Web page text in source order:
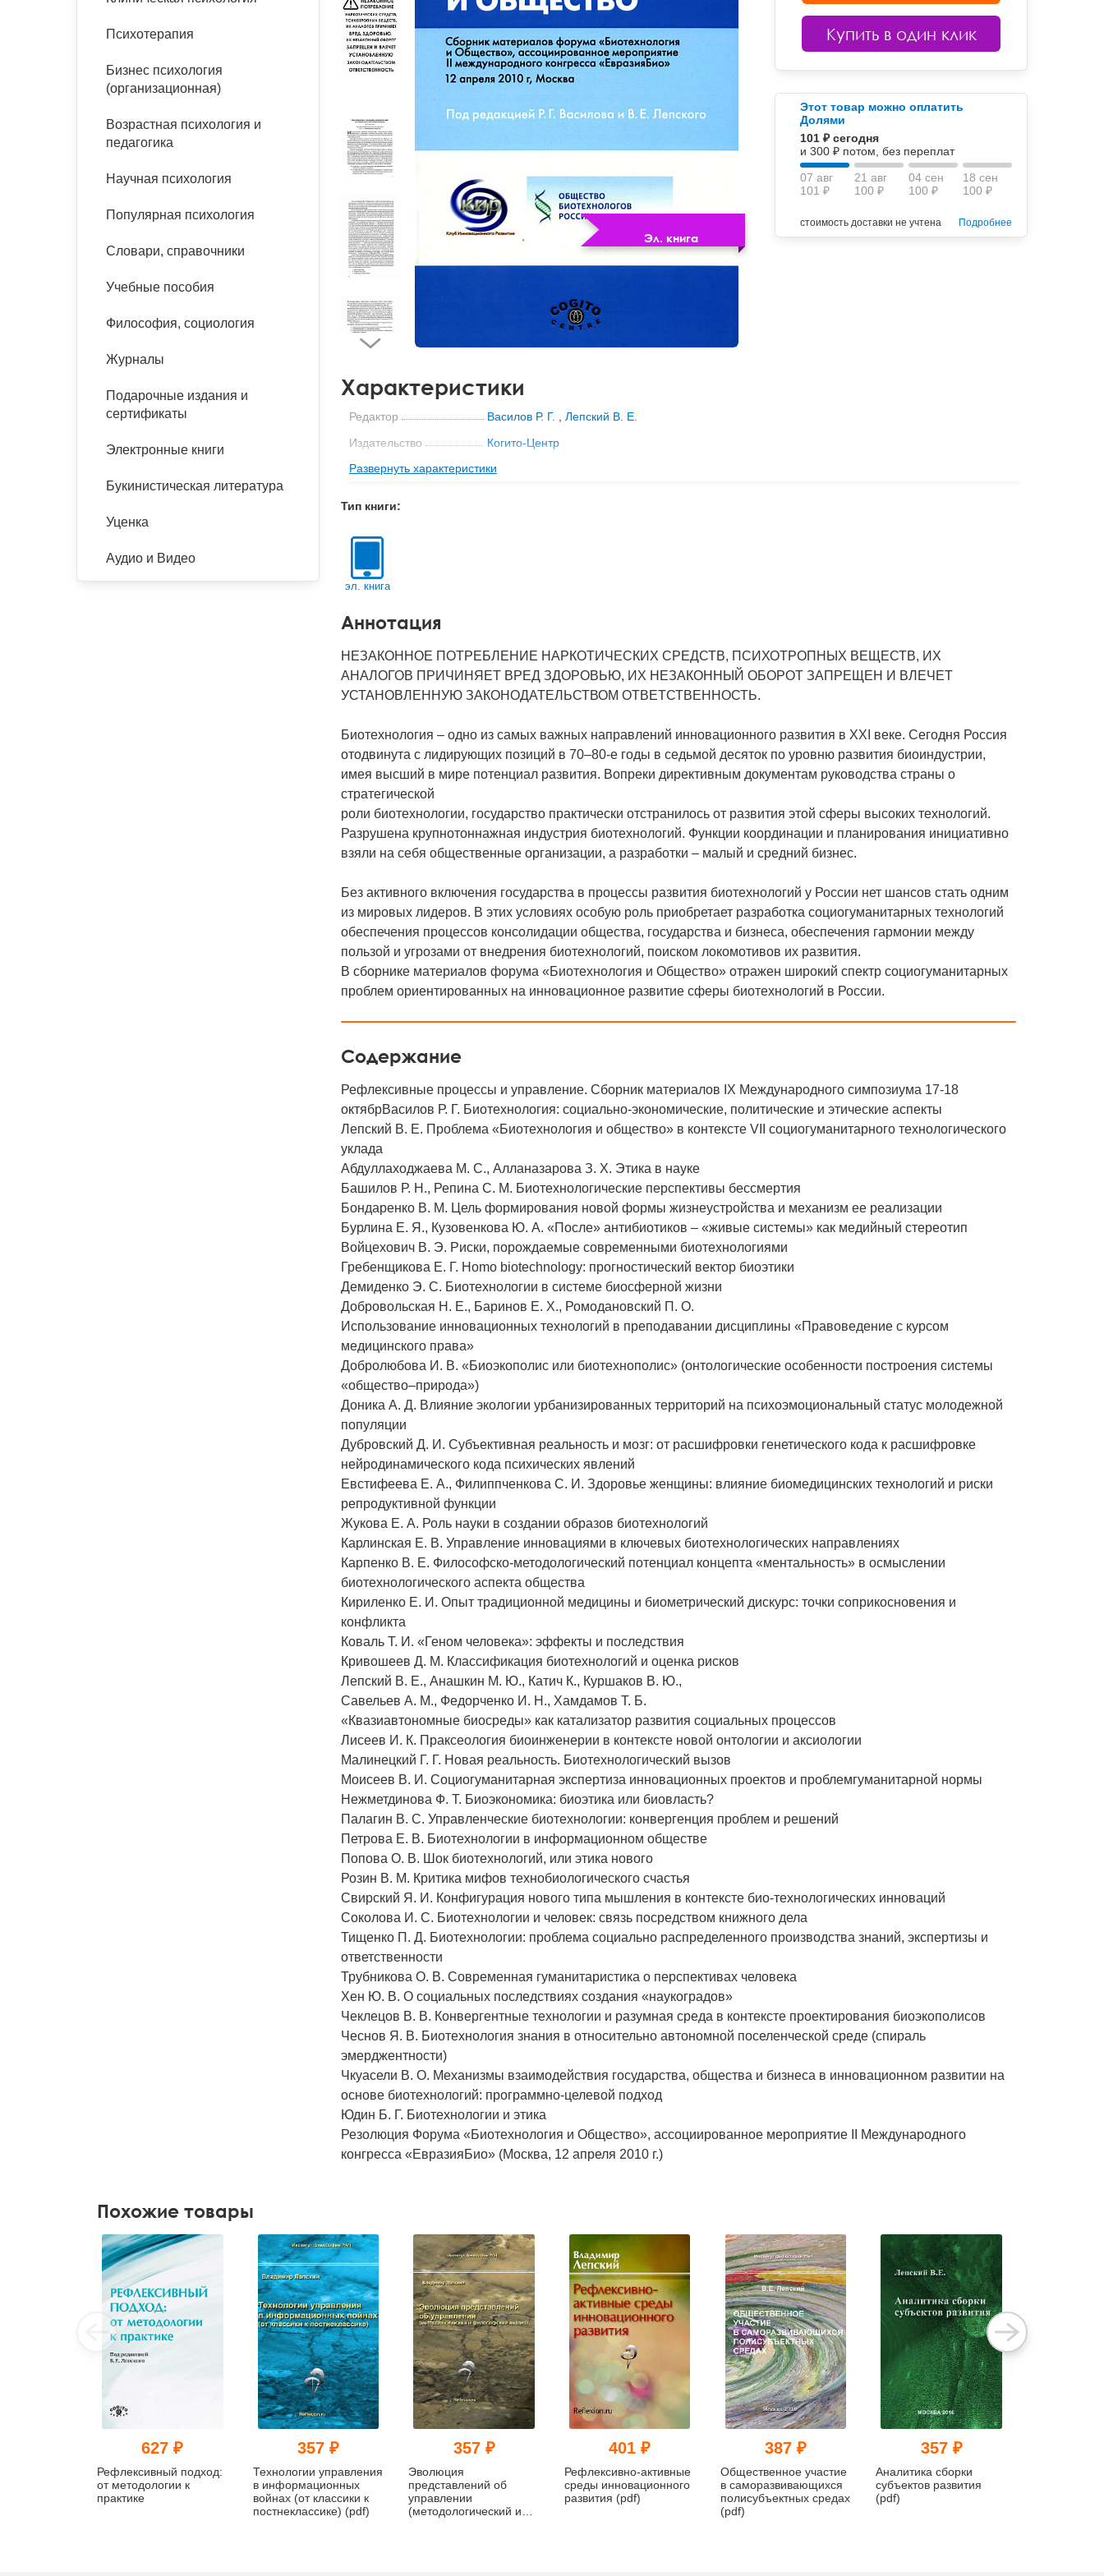
Расстройства пищевого
Тревожные расстройства,
панические атаки
Песочная терапия
Психодрама
Другие направления
гипноз и НЛП
Психология труда и
Психофизиология
Социальная психология
Психология развития
Социальная и
организационная психология
Учебная литература
Классический и юнгианский
Эл. книга
Купить в один клик
Этот товар можно оплатить
Долями
101 ₽ сегодня
и 300 ₽ потом, без переплат
07 авг
101 ₽
21 авг
100 ₽
04 сен
100 ₽
18 сен
100 ₽
стоимость доставки не учтена Подробнее
Характеристики
Редактор Василов Р. Г. ,Лепский В. Е.
Издательство
Когито-Центр
Кол-во стр
159
Развернуть характеристики
Тип книги:
эл. книга
Аннотация
НЕЗАКОННОЕ ПОТРЕБЛЕНИЕ НАРКОТИЧЕСКИХ СРЕДСТВ, ПСИХОТРОПНЫХ ВЕЩЕСТВ, ИХ
АНАЛОГОВ ПРИЧИНЯЕТ ВРЕД ЗДОРОВЬЮ, ИХ НЕЗАКОННЫЙ ОБОРОТ ЗАПРЕЩЕН И ВЛЕЧЕТ
УСТАНОВЛЕННУЮ ЗАКОНОДАТЕЛЬСТВОМ ОТВЕТСТВЕННОСТЬ.
Биотехнология – одно из самых важных направлений инновационного развития в XXI веке. Сегодня Россия
отодвинута с лидирующих позиций в 70–80-е годы в седьмой десяток по уровню развития биоиндустрии,
имея высший в мире потенциал развития. Вопреки директивным документам руководства страны о
стратегической
роли биотехнологии, государство практически отстранилось от развития этой сферы высоких технологий.
Разрушена крупнотоннажная индустрия биотехнологий. Функции координации и планирования инициативно
взяли на себя общественные организации, а разработки – малый и средний бизнес.
Без активного включения государства в процессы развития биотехнологий у России нет шансов стать одним
из мировых лидеров. В этих условиях особую роль приобретает разработка социогуманитарных технологий
обеспечения процессов консолидации общества, государства и бизнеса, обеспечения гармонии между
пользой и угрозами от внедрения биотехнологий, поиском локомотивов их развития.
В сборнике материалов форума «Биотехнология и Общество» отражен широкий спектр социогуманитарных
проблем ориентированных на инновационное развитие сферы биотехнологий в России.
Содержание
Рефлексивные процессы и управление. Сборник материалов IX Международного симпозиума 17-18
октябрВасилов Р. Г. Биотехнология: социально-экономические, политические и этические аспекты
Лепский В. Е. Проблема «Биотехнология и общество» в контексте VII социогуманитарного технологического
уклада
Абдуллаходжаева М. С., Алланазарова З. Х. Этика в науке
Башилов Р. Н., Репина С. М. Биотехнологические перспективы бессмертия
Бондаренко В. М. Цель формирования новой формы жизнеустройства и механизм ее реализации
Бурлина Е. Я., Кузовенкова Ю. А. «После» антибиотиков – «живые системы» как медийный стереотип
Войцехович В. Э. Риски, порождаемые современными биотехнологиями
Гребенщикова Е. Г. Homo biotechnology: прогностический вектор биоэтики
Демиденко Э. С. Биотехнологии в системе биосферной жизни
Добровольская Н. Е., Баринов Е. Х., Ромодановский П. О.
Использование инновационных технологий в преподавании дисциплины «Правоведение с курсом
медицинского права»
Добролюбова И. В. «Биоэкополис или биотехнополис» (онтологические особенности построения системы
«общество–природа»)
Доника А. Д. Влияние экологии урбанизированных территорий на психоэмоциональный статус молодежной
популяции
Дубровский Д. И. Субъективная реальность и мозг: от расшифровки генетического кода к расшифровке
нейродинамического кода психических явлений
Евстифеева Е. А., Филиппченкова С. И. Здоровье женщины: влияние биомедицинских технологий и риски
репродуктивной функции
Жукова Е. А. Роль науки в создании образов биотехнологий
Карлинская Е. В. Управление инновациями в ключевых биотехнологических направлениях
Карпенко В. Е. Философско-методологический потенциал концепта «ментальность» в осмыслении
биотехнологического аспекта общества
Кириленко Е. И. Опыт традиционной медицины и биометрический дискурс: точки соприкосновения и
конфликта
Коваль Т. И. «Геном человека»: эффекты и последствия
Кривошеев Д. М. Классификация биотехнологий и оценка рисков
Лепский В. Е., Анашкин М. Ю., Катич К., Куршаков В. Ю.,
Савельев А. М., Федорченко И. Н., Хамдамов Т. Б.
«Квазиавтономные биосреды» как катализатор развития социальных процессов
Лисеев И. К. Праксеология биоинженерии в контексте новой онтологии и аксиологии
Малинецкий Г. Г. Новая реальность. Биотехнологический вызов
Моисеев В. И. Социогуманитарная экспертиза инновационных проектов и проблемгуманитарной нормы
Нежметдинова Ф. Т. Биоэкономика: биоэтика или биовласть?
Палагин В. С. Управленческие биотехнологии: конвергенция проблем и решений
Петрова Е. В. Биотехнологии в информационном обществе
Попова О. В. Шок биотехнологий, или этика нового
Розин В. М. Критика мифов технобиологического счастья
Свирский Я. И. Конфигурация нового типа мышления в контексте био-технологических инноваций
Соколова И. С. Биотехнологии и человек: связь посредством книжного дела
Тищенко П. Д. Биотехнологии: проблема социально распределенного производства знаний, экспертизы и
ответственности
Трубникова О. В. Современная гуманитаристика о перспективах человека
Хен Ю. В. О социальных последствиях создания «наукоградов»
Чеклецов В. В. Конвергентные технологии и разумная среда в контексте проектирования биоэкополисов
Чеснов Я. В. Биотехнология знания в относительно автономной поселенческой среде (спираль
эмерджентности)
Чкуасели В. О. Механизмы взаимодействия государства, общества и бизнеса в инновационном развитии на
основе биотехнологий: программно-целевой подход
Юдин Б. Г. Биотехнологии и этика
Резолюция Форума «Биотехнология и Общество», ассоциированное мероприятие II Международного
конгресса «ЕвразияБио» (Москва, 12 апреля 2010 г.)
Психотерапия
Бизнес психология
(организационная)
Возрастная психология и
педагогика
Научная психология
Популярная психология
Словари, справочники
Учебные пособия
Философия, социология
Журналы
Подарочные издания и
сертификаты
Электронные книги
Букинистическая литература
Уценка
Аудио и Видео
Похожие товары
627 ₽
Рефлексивный подход:
от методологии к
практике
357 ₽
Технологии управления
в информационных
войнах (от классики к
постнеклассике) (pdf)
357 ₽
Эволюция
представлений об
управлении
(методологический и
401 ₽
Рефлексивно-активные
среды инновационного
развития (pdf)
387 ₽
Общественное участие
в саморазвивающихся
полисубъектных средах
(pdf)
357 ₽
Аналитика сборки
субъектов развития
(pdf)